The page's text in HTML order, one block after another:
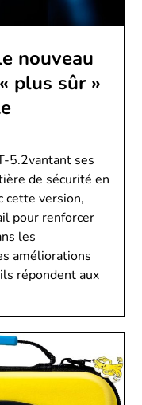
nouveau
plus sûr »
5.2vantant ses
de sécurité en
cette version,
pour renforcer
les
améliorations
répondent aux